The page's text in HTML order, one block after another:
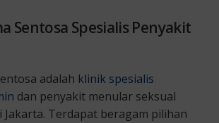
Sentosa Spesialis Penyakit
adalah klinik spesialis
dan penyakit menular seksual
Jakarta. Terdapat beragam pilihan